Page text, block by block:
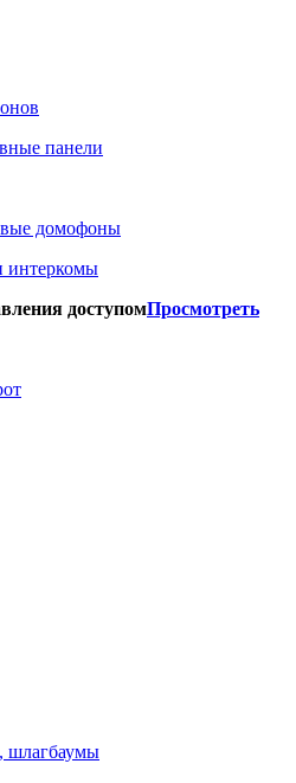
панели
домофоны
интеркомы
доступомПросмотреть
шлагбаумы